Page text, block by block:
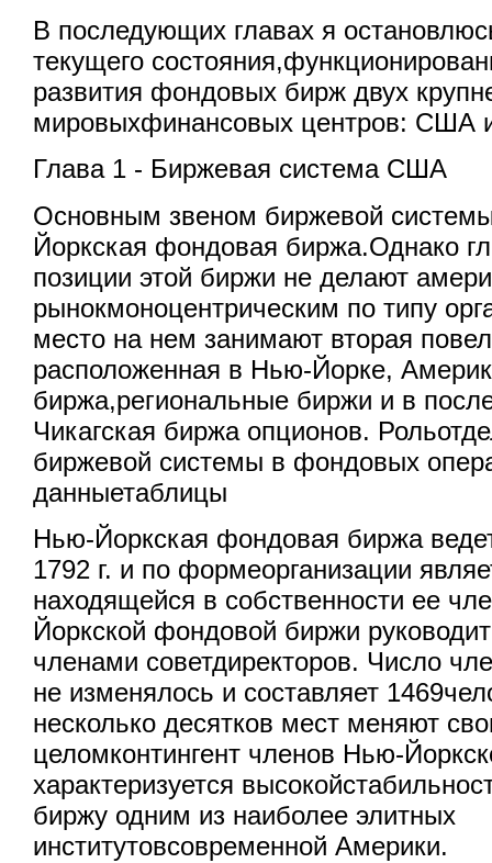
В последующих главах я
текущего
развития фондовых бирж двух
мировыхфинансовых центров: США
Глава 1 - Биржевая система США
Основным звеном биржевой
Йоркская фондовая биржа.Однако
позиции этой биржи не делают
рынокмоноцентрическим по типу
место на нем занимают вторая
расположенная в Нью-Йорке,
биржа,региональные биржи и в
Чикагская биржа опционов.
биржевой системы в фондовых
данныетаблицы
Нью-Йоркская фондовая биржа
1792 г. и по формеорганизации
находящейся в собственности ее
Йоркской фондовой биржи
членами советдиректоров. Число
не изменялось и составляет
несколько десятков мест меняют
целомконтингент членов Нью-
характеризуется
биржу одним из наиболее элитных
институтовсовременной Америки.